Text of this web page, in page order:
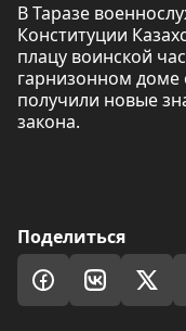
В Таразе
Конституции
плацу воинской
гарнизонном
получили новые
закона.
Поделиться